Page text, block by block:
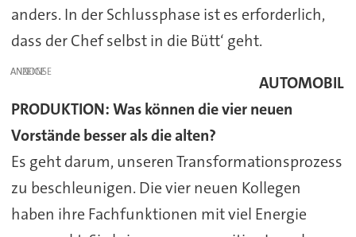
anders. In der Schlussphase ist es erforderlich,
dass der Chef selbst in die Bütt‘ geht.
ANZEIGE
AUTOMOBIL
PRODUKTION: Was können die vier neuen
Vorstände besser als die alten?
Es geht darum, unseren Transformationsprozess
zu beschleunigen. Die vier neuen Kollegen
haben ihre Fachfunktionen mit viel Energie